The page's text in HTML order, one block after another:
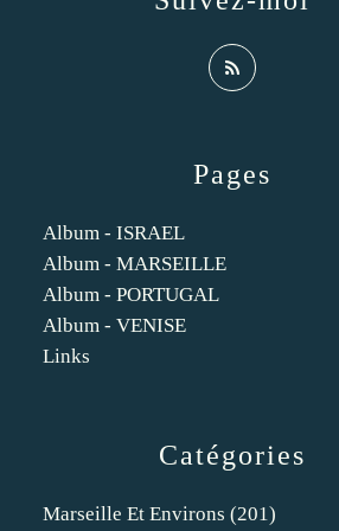
Catégories
Marseille Et Environs (201)
Pages
Album - ISRAEL
Album - MARSEILLE
Album - PORTUGAL
Album - VENISE
Links